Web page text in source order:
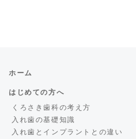
ホーム
はじめての方へ
くろさき歯科の考え方
入れ歯の基礎知識
入れ歯とインプラントとの違い